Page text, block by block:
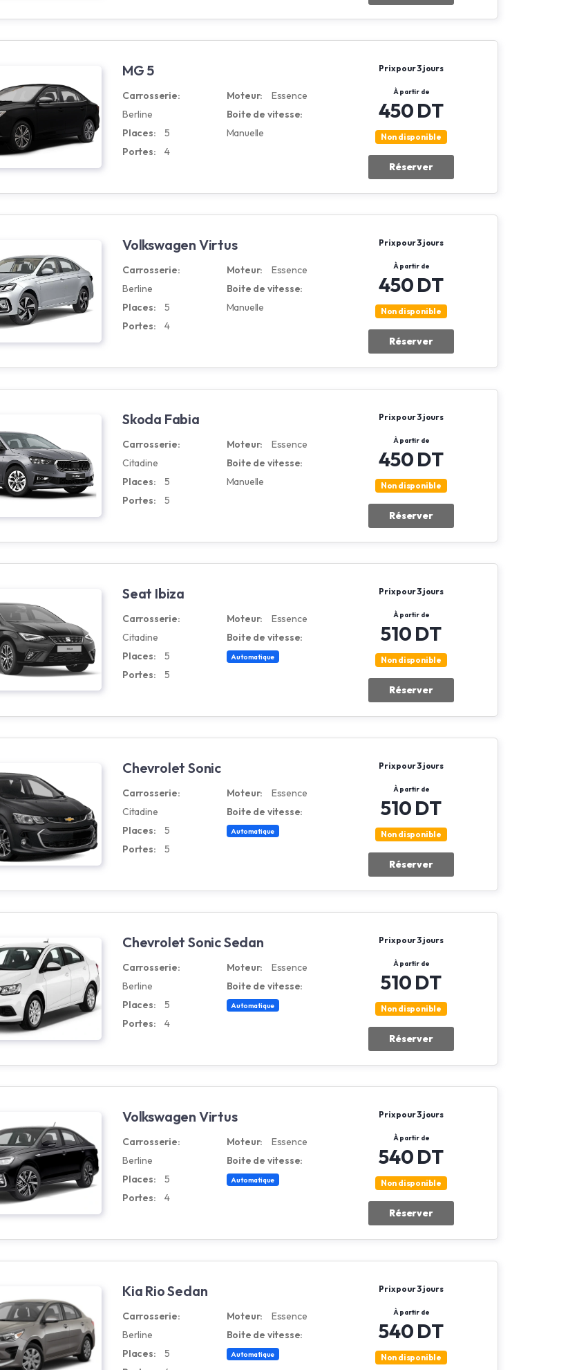
MG 5
Carrosserie:
Berline
Places:
5
Portes:
4
Moteur:
Essence
Boite de vitesse:
Manuelle
Prix pour 3 jours
À partir de
450 DT
Non disponible
Réserver
Volkswagen Virtus
Carrosserie:
Berline
Places:
5
Portes:
4
Moteur:
Essence
Boite de vitesse:
Manuelle
Prix pour 3 jours
À partir de
450 DT
Non disponible
Réserver
Skoda Fabia
Carrosserie:
Citadine
Places:
5
Portes:
5
Moteur:
Essence
Boite de vitesse:
Manuelle
Prix pour 3 jours
À partir de
450 DT
Non disponible
Réserver
Seat Ibiza
Carrosserie:
Citadine
Places:
5
Portes:
5
Moteur:
Essence
Boite de vitesse:
Automatique
Prix pour 3 jours
À partir de
510 DT
Non disponible
Réserver
Chevrolet Sonic
Carrosserie:
Citadine
Places:
5
Portes:
5
Moteur:
Essence
Boite de vitesse:
Automatique
Prix pour 3 jours
À partir de
510 DT
Non disponible
Réserver
Chevrolet Sonic Sedan
Carrosserie:
Berline
Places:
5
Portes:
4
Moteur:
Essence
Boite de vitesse:
Automatique
Prix pour 3 jours
À partir de
510 DT
Non disponible
Réserver
Volkswagen Virtus
Carrosserie:
Berline
Places:
5
Portes:
4
Moteur:
Essence
Boite de vitesse:
Automatique
Prix pour 3 jours
À partir de
540 DT
Non disponible
Réserver
Kia Rio Sedan
Carrosserie:
Berline
Places:
5
Moteur:
Essence
Boite de vitesse:
Automatique
Prix pour 3 jours
À partir de
540 DT
Non disponible